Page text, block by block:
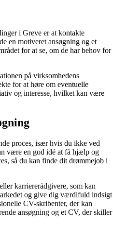
i Greve er at kontakte
en motiveret ansøgning og et
for at se, om de har behov for
på virksomhedens
for at høre om eventuelle
og interesse, hvilket kan være
proces, især hvis du ikke ved
være en god idé at få hjælp og
så du kan finde dit drømmejob i
karriererådgivere, som kan
og give dig værdifuld indsigt
CV-skribenter, der kan
ansøgning og et CV, der skiller